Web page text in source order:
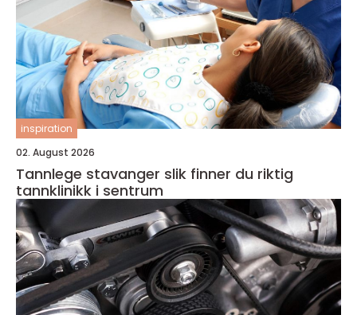
inspiration
02. August 2026
Tannlege stavanger slik finner du riktig
tannklinikk i sentrum